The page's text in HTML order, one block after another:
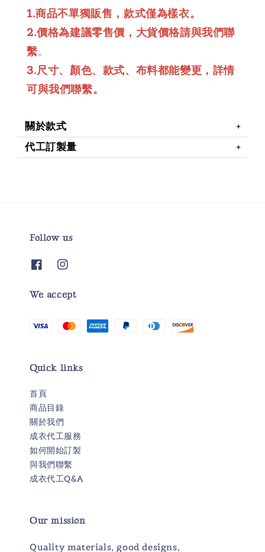
1.商品不單獨販售，款式僅為樣衣。
2.價格為建議零售價，大貨價格請與我們聯
繫。
3.尺寸、顏色、款式、布料都能變更，詳情
可與我們聯繫。
關於款式
代工訂製量
Follow us
We accept
Quick links
首頁
商品目錄
關於我們
成衣代工服務
如何開始訂製
與我們聯繫
成衣代工Q&A
Our mission
Quality materials, good designs,